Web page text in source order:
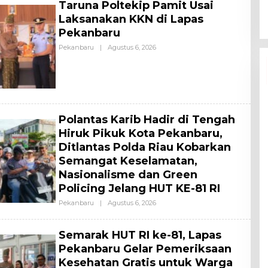
Taruna Poltekip Pamit Usai
Laksanakan KKN di Lapas
Pekanbaru
Pekanbaru | Agustus 6, 2026O
Polantas Karib Hadir di Tengah
Hiruk Pikuk Kota Pekanbaru,
Ditlantas Polda Riau Kobarkan
Semangat Keselamatan,
Nasionalisme dan Green
Policing Jelang HUT KE-81 RI
Pekanbaru | Agustus 6, 2026O
E
A
L
L
Semarak HUT RI ke-81, Lapas
Pekanbaru Gelar Pemeriksaan
Kesehatan Gratis untuk Warga